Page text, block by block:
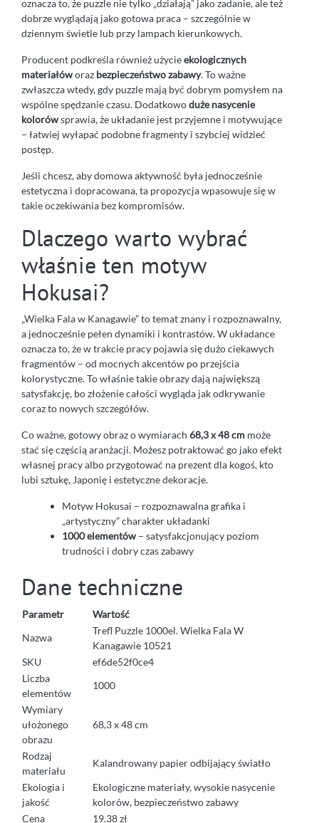
oznacza to, że puzzle nie tylko „działają” jako zadanie, ale też
dobrze wyglądają jako gotowa praca – szczególnie w
dziennym świetle lub przy lampach kierunkowych.
Producent podkreśla również użycieekologicznych
materiałóworaz bezpieczeństwo zabawy. To ważne
zwłaszcza wtedy, gdy puzzle mają być dobrym pomysłem na
wspólne spędzanie czasu. Dodatkowoduże nasycenie
kolorówsprawia, że układanie jest przyjemne i motywujące
– łatwiej wyłapać podobne fragmenty i szybciej widzieć
postęp.
Jeśli chcesz, aby domowa aktywność była jednocześnie
estetyczna i dopracowana, ta propozycja wpasowuje się w
takie oczekiwania bez kompromisów.
Dlaczego warto wybrać
właśnie ten motyw
Hokusai?
„Wielka Fala w Kanagawie” to temat znany i rozpoznawalny,
a jednocześnie pełen dynamiki i kontrastów. W układance
oznacza to, że w trakcie pracy pojawia się dużo ciekawych
fragmentów – od mocnych akcentów po przejścia
kolorystyczne. To właśnie takie obrazy dają największą
satysfakcję, bo złożenie całości wygląda jak odkrywanie
coraz to nowych szczegółów.
Co ważne, gotowy obraz o wymiarach 68,3 x 48 cm może
stać się częścią aranżacji. Możesz potraktować go jako efekt
własnej pracy albo przygotować na prezent dla kogoś, kto
lubi sztukę, Japonię i estetyczne dekoracje.
Motyw Hokusai – rozpoznawalna grafika i
„artystyczny” charakter układanki
1000 elementów– satysfakcjonujący poziom
trudności i dobry czas zabawy
Dane techniczne
Parametr
Wartość
Nazwa
Trefl Puzzle 1000el. Wielka Fala W
Kanagawie 10521
SKU
ef6de52f0ce4
Liczba
elementów
1000
Wymiary
ułożonego
obrazu
68,3 x 48 cm
Rodzaj
materiału
Kalandrowany papier odbijający światło
Ekologia i
jakość
Ekologiczne materiały, wysokie nasycenie
kolorów, bezpieczeństwo zabawy
Cena
19.38 zł